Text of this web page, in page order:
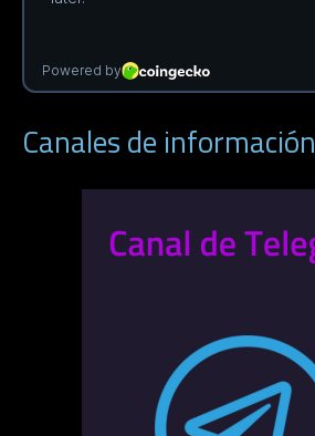
Canales de información